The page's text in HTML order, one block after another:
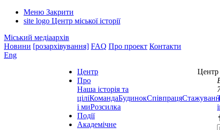
Меню Закрити
site logo Центр міської історії
Міський медіаархів
Новини [розархівування] FAQ Про проект Контакти
Eng
Центр
Про
Наша історія та
ціліКомандаБудинокСпівпраця
і миРозсилка
Події
Академічне
Центр